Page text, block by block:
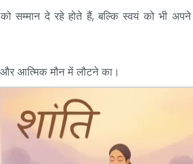
सम्मान दे रहे होते हैं, बल्कि स्वयं को भी अपने
आत्मिक मौन में लौटने का।